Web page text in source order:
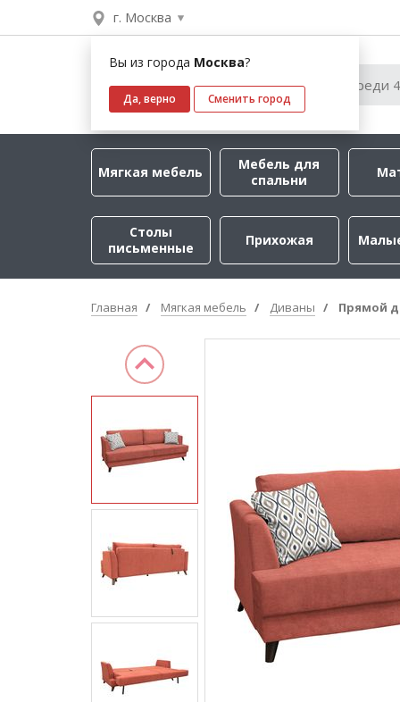
г. Москва
Вы из города Москва?
Да, верно Сменить город
Мягкая мебель
Мебель для
спальни
Столы
письменные
Прихожая
Главная Мягкая мебель Диваны Прямой